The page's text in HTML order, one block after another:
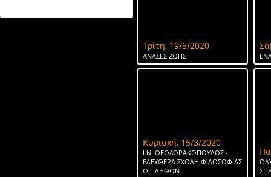
ΤΟ ΝΕΡΟ ΤΗΣ ΣΠΑΡΤΗΣ
Τρίτη, 19/5/2020
ΑΝΑΣΕΣ ΖΩΗΣ
Κυριακή, 15/3/2020
Ι.Ν. ΘΕΟΔΩΡΑΚΟΠΟΥΛΟΣ -
ΕΛΕΥΘΕΡΑ ΣΧΟΛΗ ΦΙΛΟΣΟΦΙΑΣ
Ο ΠΛΗΘΩΝ